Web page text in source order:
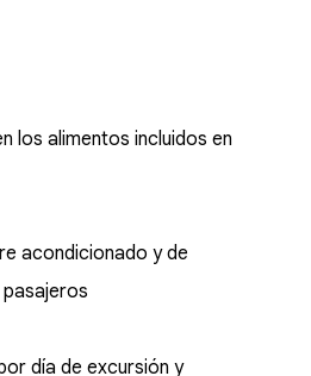
los alimentos incluidos en
acondicionado y de
día de excursión y